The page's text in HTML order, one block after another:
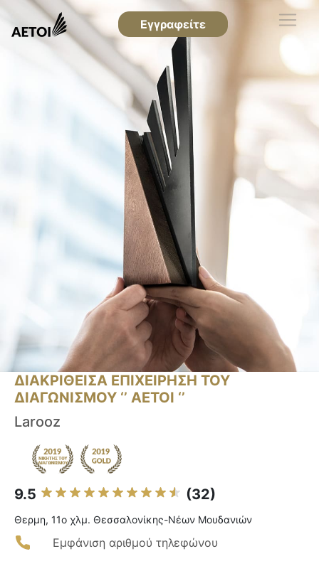
Εγγραφείτε
ΔΙΑΚΡΙΘΕΙΣΑ ΕΠΙΧΕΙΡΗΣΗ ΤΟΥ
ΔΙΑΓΩΝΙΣΜΟΥ ‘’ ΑΕΤΟΙ ‘’
Larooz
9.5 (32)
Θερμη, 11ο χλμ. Θεσσαλονίκης-Νέων Μουδανιών
Εμφάνιση αριθμού τηλεφώνου